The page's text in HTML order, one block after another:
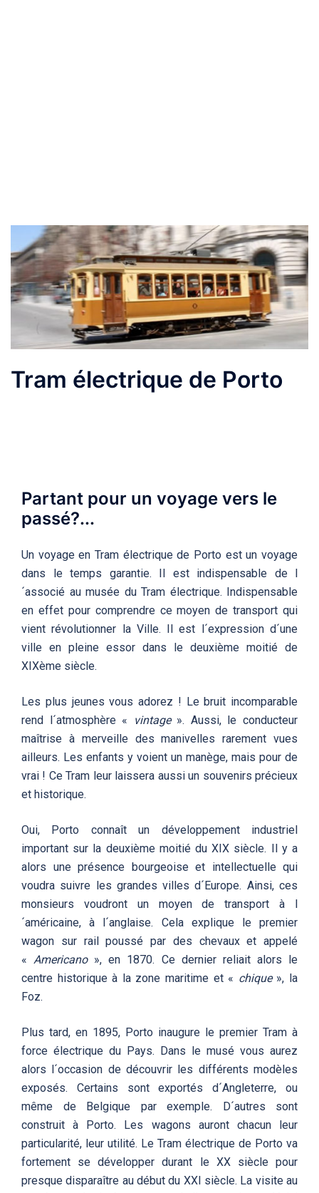
Tram électrique de Porto
Partant pour un voyage vers le
passé?...
Un voyage en Tram électrique de Porto est un voyage
dans le temps garantie. Il est indispensable de l
´associé au musée du Tram électrique. Indispensable
en effet pour comprendre ce moyen de transport qui
vient révolutionner la Ville. Il est l´expression d´une
ville en pleine essor dans le deuxième moitié de
XIXème siècle.
Les plus jeunes vous adorez ! Le bruit incomparable
rend l´atmosphère « vintage ». Aussi, le conducteur
maîtrise à merveille des manivelles rarement vues
ailleurs. Les enfants y voient un manège, mais pour de
vrai ! Ce Tram leur laissera aussi un souvenirs précieux
et historique.
Oui, Porto connaît un développement industriel
important sur la deuxième moitié du XIX siècle. Il y a
alors une présence bourgeoise et intellectuelle qui
voudra suivre les grandes villes d´Europe. Ainsi, ces
monsieurs voudront un moyen de transport à l
´américaine, à l´anglaise. Cela explique le premier
wagon sur rail poussé par des chevaux et appelé
« Americano », en 1870. Ce dernier reliait alors le
centre historique à la zone maritime et « chique », la
Foz.
Plus tard, en 1895, Porto inaugure le premier Tram à
force électrique du Pays. Dans le musé vous aurez
alors l´occasion de découvrir les différents modèles
exposés. Certains sont exportés d´Angleterre, ou
même de Belgique par exemple. D´autres sont
construit à Porto. Les wagons auront chacun leur
particularité, leur utilité. Le Tram électrique de Porto va
fortement se développer durant le XX siècle pour
presque disparaître au début du XXI siècle. La visite au